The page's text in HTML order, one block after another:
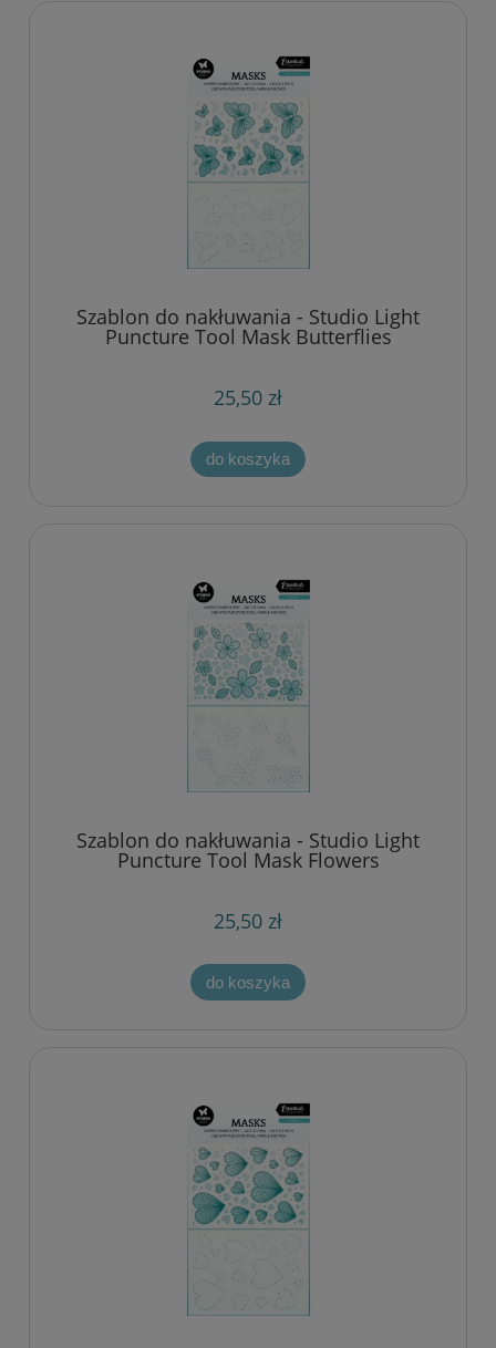
Szablon do nakłuwania - Studio Light
Puncture Tool Mask Butterflies
25,50 zł
do koszyka
Szablon do nakłuwania - Studio Light
Puncture Tool Mask Flowers
25,50 zł
do koszyka